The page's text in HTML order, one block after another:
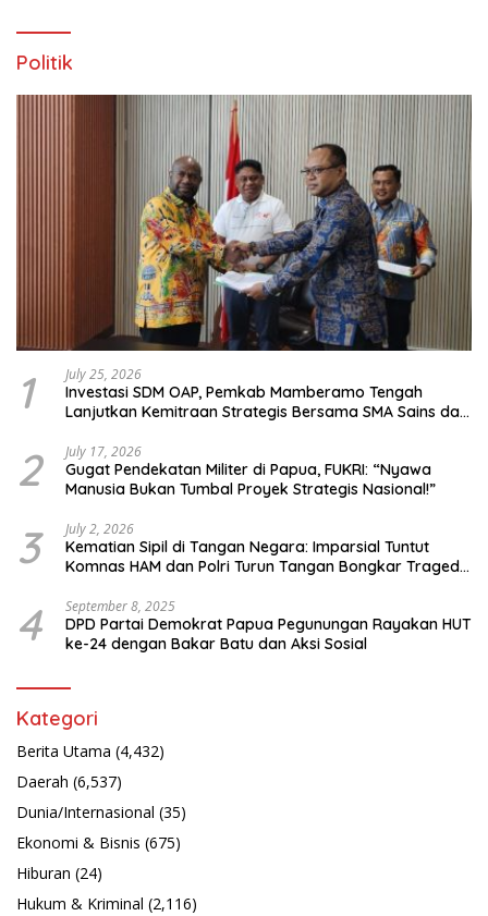
Politik
1 July 25, 2026
Investasi SDM OAP, Pemkab Mamberamo Tengah
Lanjutkan Kemitraan Strategis Bersama SMA Sains dan
2 July 17, 2026
Gugat Pendekatan Militer di Papua, FUKRI: “Nyawa
Manusia Bukan Tumbal Proyek Strategis Nasional!”
3 July 2, 2026
Kematian Sipil di Tangan Negara: Imparsial Tuntut
Komnas HAM dan Polri Turun Tangan Bongkar Tragedi
4 September 8, 2025
DPD Partai Demokrat Papua Pegunungan Rayakan HUT
ke-24 dengan Bakar Batu dan Aksi Sosial
Kategori
Berita Utama (4,432)
Daerah (6,537)
Dunia/Internasional (35)
Ekonomi & Bisnis (675)
Hiburan (24)
Hukum & Kriminal (2,116)